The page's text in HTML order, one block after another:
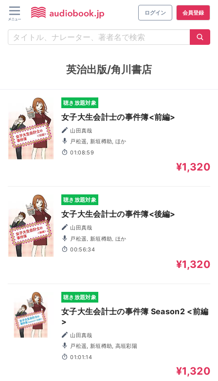
ログイン 会員登録
英治出版/角川書店
聴き放題対象
女子大生会計士の事件簿<前編>
山田真哉
戸松遥, 新垣樽助, ほか
01:08:59
¥1,320
聴き放題対象
女子大生会計士の事件簿<後編>
山田真哉
戸松遥, 新垣樽助, ほか
00:56:34
¥1,320
聴き放題対象
女子大生会計士の事件簿 Season2 <前編
>
山田真哉
戸松遥, 新垣樽助, 高垣彩陽
01:01:14
¥1,320